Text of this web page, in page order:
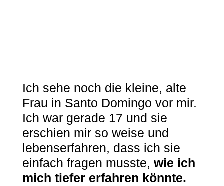
Ich sehe noch die kleine, alte
Frau in Santo Domingo vor mir.
Ich war gerade 17 und sie
erschien mir so weise und
lebenserfahren, dass ich sie
einfach fragen musste, wie ich
mich tiefer erfahren könnte.